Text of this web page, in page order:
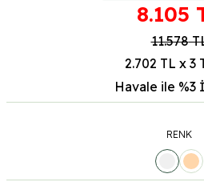
8.105
11.578
2.702 TL x 3
Havale ile %3
RENK